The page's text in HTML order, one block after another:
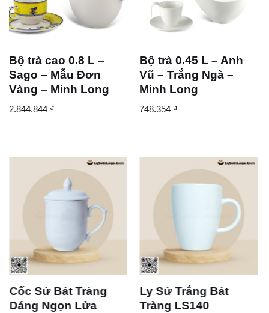
Bộ trà cao 0.8 L –
Sago – Mẫu Đơn
Vàng – Minh Long
2.844.844 ₫
Bộ trà 0.45 L – Anh
Vũ – Trắng Ngà –
Minh Long
748.354 ₫
Cốc Sứ Bát Tràng
Dáng Ngọn Lửa
Ly Sứ Trắng Bát
Tràng LS140